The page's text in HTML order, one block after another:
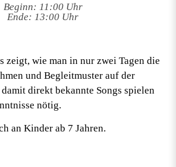
Beginn: 11:00 Uhr
Ende: 13:00 Uhr
zeigt, wie man in nur zwei Tagen die
und Begleitmuster auf der
direkt bekannte Songs spielen
nötig.
an Kinder ab 7 Jahren.